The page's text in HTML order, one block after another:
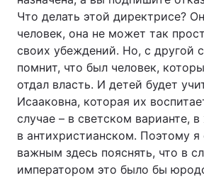
Что делать этой директрисе?
человек, она не может так
своих убеждений. Но, с другой
помнит, что был человек,
отдал власть. И детей будет
Исааковна, которая их
случае – в светском варианте,
в антихристианском. Поэтому я
важным здесь пояснять, что в
императором это было бы